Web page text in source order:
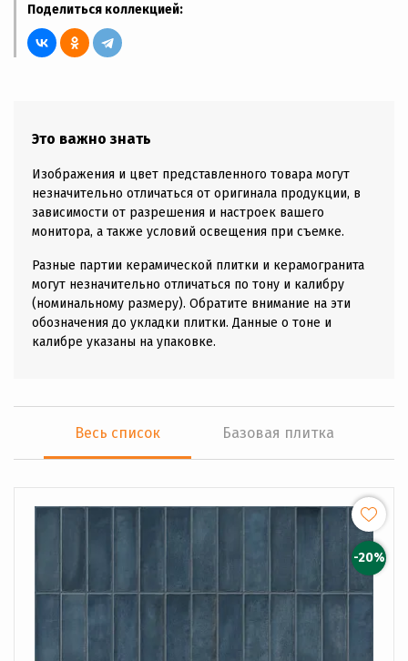
Поделиться коллекцией:
Это важно знать
Изображения и цвет представленного товара могут
незначительно отличаться от оригинала продукции, в
зависимости от разрешения и настроек вашего
монитора, а также условий освещения при съемке.
Разные партии керамической плитки и керамогранита
могут незначительно отличаться по тону и калибру
(номинальному размеру). Обратите внимание на эти
обозначения до укладки плитки. Данные о тоне и
калибре указаны на упаковке.
Весь список Базовая плитка
-20%